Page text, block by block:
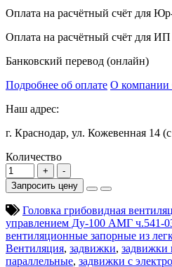
Оплата на расчётный счёт для
Оплата на расчётный счёт для ИП
Банковский перевод (онлайн)
Подробнее об оплате О
Наш адрес:
г. Краснодар, ул. Кожевенная 14
Количество
Запросить цену
Головка грибовидная
управлением Ду-100 АМГ ч.541-
вентиляционные запорные из
Вентиляция, задвижки, задвижки
параллельные, задвижки с